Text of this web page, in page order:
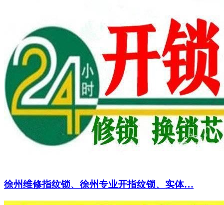
徐州维修指纹锁、徐州专业开指纹锁、实体…